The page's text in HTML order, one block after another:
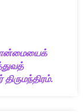
தொன்மையைக்